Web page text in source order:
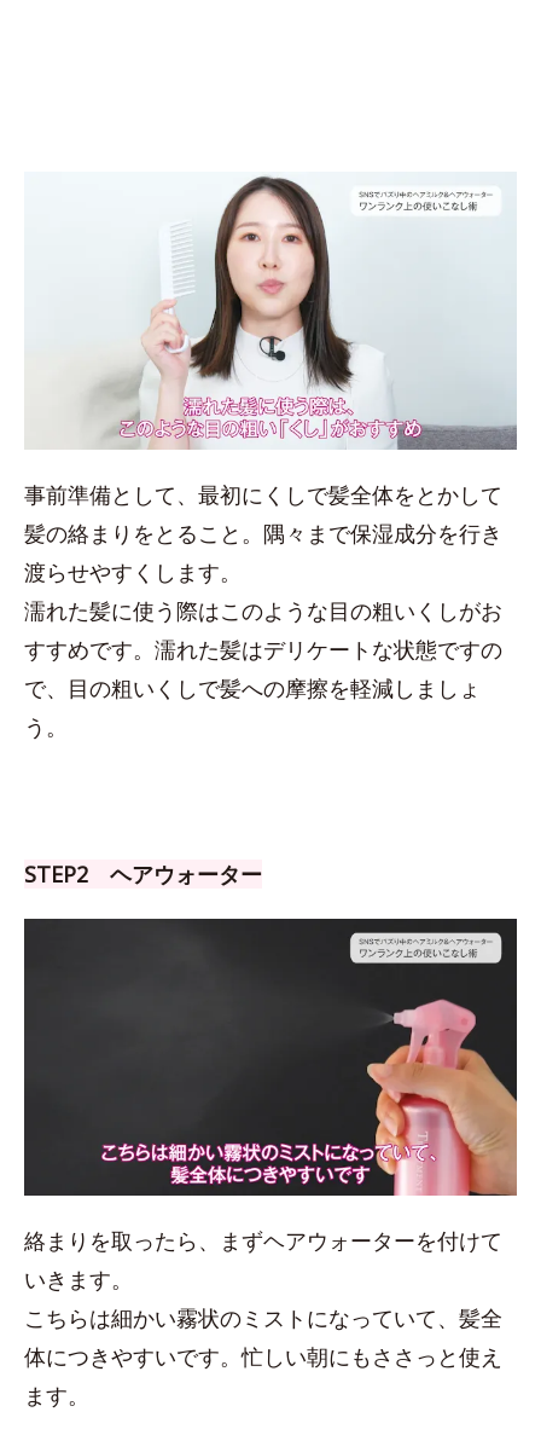
事前準備として、最初にくしで髪全体をとかして
髪の絡まりをとること。隅々まで保湿成分を行き
渡らせやすくします。
濡れた髪に使う際はこのような目の粗いくしがお
すすめです。濡れた髪はデリケートな状態ですの
で、目の粗いくしで髪への摩擦を軽減しましょ
う。
STEP2 ヘアウォーター
絡まりを取ったら、まずヘアウォーターを付けて
いきます。
こちらは細かい霧状のミストになっていて、髪全
体につきやすいです。忙しい朝にもささっと使え
ます。